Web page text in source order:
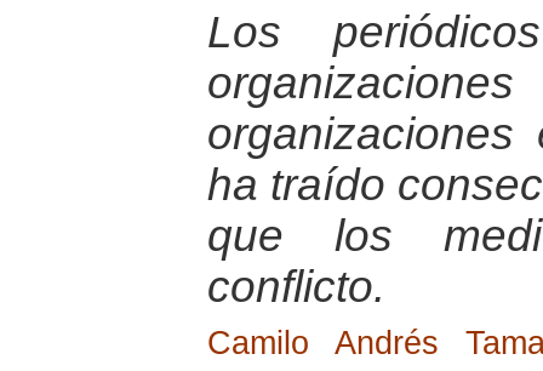
Los
ha traído
que los
conflicto.
Camilo Andrés